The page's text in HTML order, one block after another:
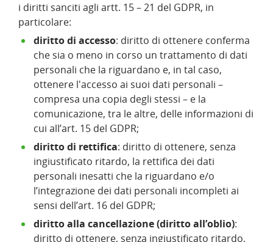
i diritti sanciti agli artt. 15 – 21 del GDPR, in
particolare:
diritto di accesso: diritto di ottenere conferma
che sia o meno in corso un trattamento di dati
personali che la riguardano e, in tal caso,
ottenere l'accesso ai suoi dati personali –
compresa una copia degli stessi – e la
comunicazione, tra le altre, delle informazioni di
cui all’art. 15 del GDPR;
diritto di rettifica: diritto di ottenere, senza
ingiustificato ritardo, la rettifica dei dati
personali inesatti che la riguardano e/o
l’integrazione dei dati personali incompleti ai
sensi dell’art. 16 del GDPR;
diritto alla cancellazione (diritto all’oblio):
diritto di ottenere, senza ingiustificato ritardo,